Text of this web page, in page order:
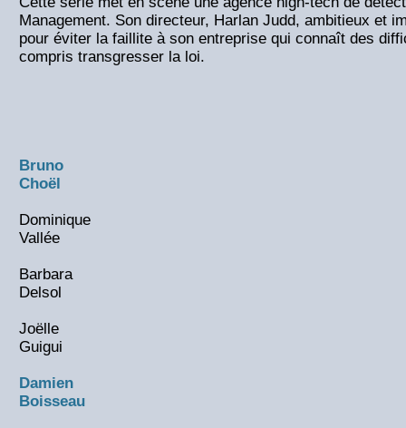
Management. Son directeur, Harlan Judd, ambitieux et
pour éviter la faillite à son entreprise qui connaît des
compris transgresser la loi.
Bruno
Choël
Dominique
Vallée
Barbara
Delsol
Joëlle
Guigui
Damien
Boisseau